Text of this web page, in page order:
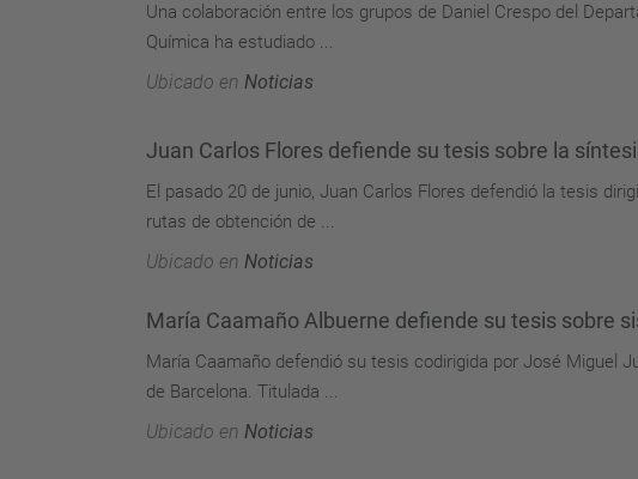
Una colaboración entre los grupos de Daniel Crespo del
Química ha estudiado ...
Ubicado en Noticias
Juan Carlos Flores defiende su tesis sobre la
El pasado 20 de junio, Juan Carlos Flores defendió la tesis
rutas de obtención de ...
Ubicado en Noticias
María Caamaño Albuerne defiende su tesis sobre
María Caamaño defendió su tesis codirigida por José Miguel
de Barcelona. Titulada ...
Ubicado en Noticias